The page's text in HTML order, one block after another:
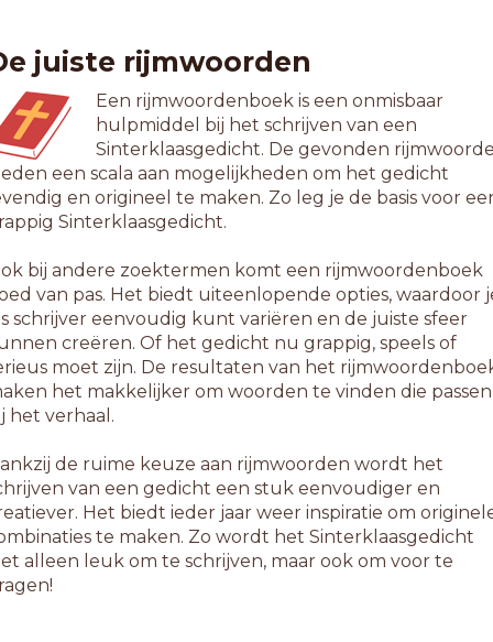
letterwoorden
juiste rijmwoorden
Een rijmwoordenboek is een onmisbaar
hulpmiddel bij het schrijven van een
Sinterklaasgedicht. De gevonden
een scala aan mogelijkheden om het gedicht
en origineel te maken. Zo leg je de basis voor
Sinterklaasgedicht.
bij andere zoektermen komt een rijmwoordenboek
van pas. Het biedt uiteenlopende opties, waardoor
schrijver eenvoudig kunt variëren en de juiste sfeer
creëren. Of het gedicht nu grappig, speels of
moet zijn. De resultaten van het
het makkelijker om woorden te vinden die passen
het verhaal.
de ruime keuze aan rijmwoorden wordt het
van een gedicht een stuk eenvoudiger en
Het biedt ieder jaar weer inspiratie om
te maken. Zo wordt het Sinterklaasgedicht
alleen leuk om te schrijven, maar ook om voor te